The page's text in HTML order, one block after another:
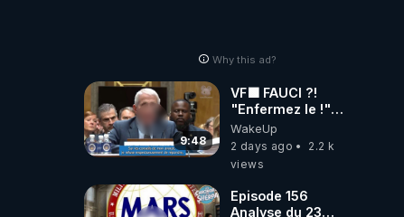
Why this ad?
9:48
VF🟩 FAUCI ?!
"Enfermez le !"
(Lock him up!) -
Quartz Traduction
WakeUp
2 days ago
2.2 k
views
Episode 156
Analyse du 23